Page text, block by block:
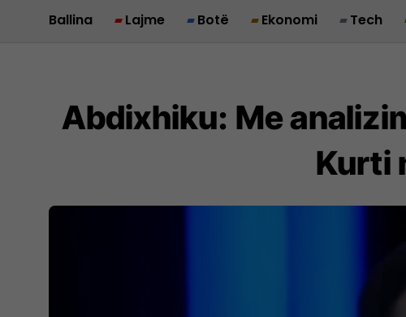
Ballina Lajme Botë Ekonomi Tech
Abdixhiku: Me
Kurti